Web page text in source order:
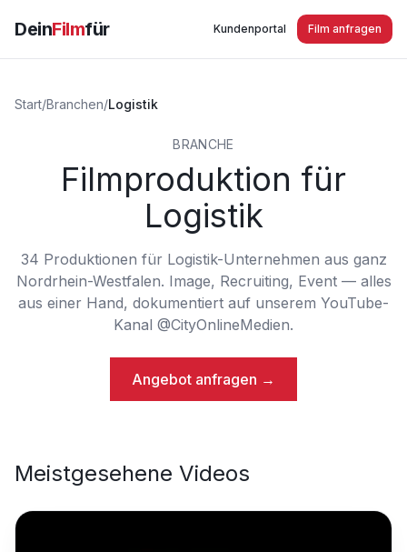
DeinFilmfür Kundenportal Film anfragen
Start/Branchen/Logistik
BRANCHE
Filmproduktion für
Logistik
34 Produktionen für Logistik-Unternehmen aus ganz
Nordrhein-Westfalen. Image, Recruiting, Event — alles
aus einer Hand, dokumentiert auf unserem YouTube-
Kanal @CityOnlineMedien.
Angebot anfragen →
Meistgesehene Videos